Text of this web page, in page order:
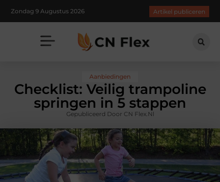
Zondag 9 Augustus 2026 Artikel publiceren
Aanbiedingen
Checklist: Veilig trampoline
springen in 5 stappen
Gepubliceerd Door CN Flex.nl